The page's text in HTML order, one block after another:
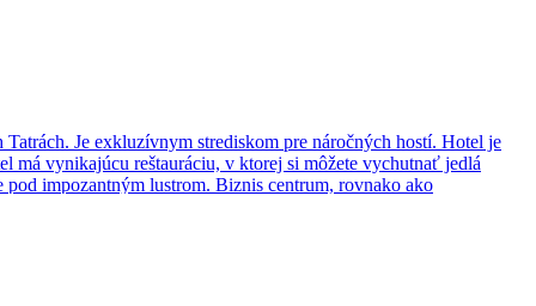
Je exkluzívnym strediskom pre náročných hostí. Hotel je
má vynikajúcu reštauráciu, v ktorej si môžete vychutnať jedlá
pod impozantným lustrom. Biznis centrum, rovnako ako